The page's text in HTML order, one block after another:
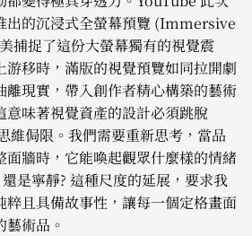
出的沉浸式全螢幕預覽 (Immersive
捕捉了這份大螢幕獨有的視覺震
游移時，滿版的視覺預覽如同拉開劇
離現實，帶入創作者精心構築的藝術
意味著視覺資產的設計必須跳脫
維侷限。我們需要重新思考，當品
面牆時，它能喚起觀眾什麼樣的情緒
是寧靜? 這種尺度的延展，要求我
粹且具備故事性，讓每一個定格畫面
術品。